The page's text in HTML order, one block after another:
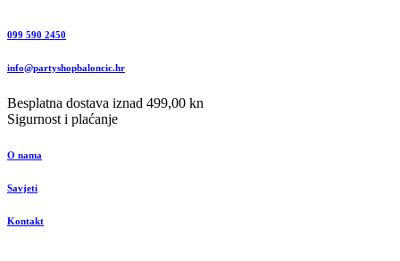
099 590 2450
info@partyshopbaloncic.hr
Besplatna dostava iznad 499,00 kn
Sigurnost i plaćanje
O nama
Savjeti
Kontakt